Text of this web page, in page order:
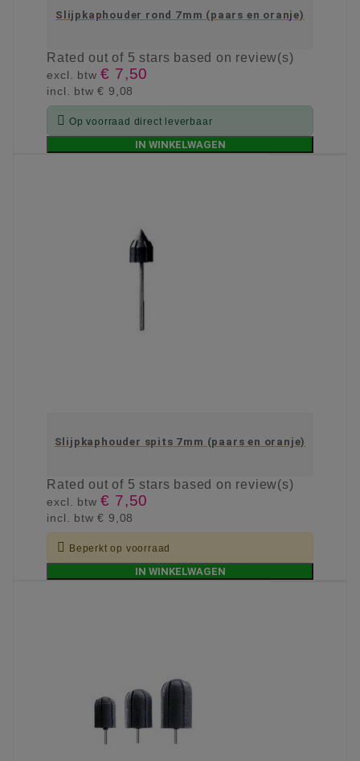
Slijpkaphouder rond 7mm (paars en oranje)
Ratedout of 5 stars based on review(s)
excl. btw€ 7,50
incl. btw€ 9,08
 Op voorraad direct leverbaar
IN WINKELWAGEN
Slijpkaphouder spits 7mm (paars en oranje)
Ratedout of 5 stars based on review(s)
excl. btw€ 7,50
incl. btw€ 9,08
 Beperkt op voorraad
IN WINKELWAGEN